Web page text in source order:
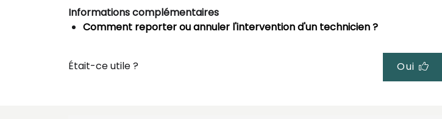
Informations complémentaires
Comment reporter ou annuler l'intervention d'un technicien ?
Était-ce utile ? Oui